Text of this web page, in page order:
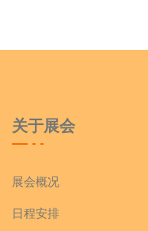
关于展会
展会概况
日程安排